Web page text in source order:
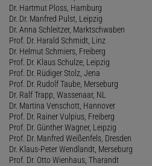
Dr. Hartmut Ploss, Hamburg
Dr. Dr. Manfred Pulst, Leipzig
Dr. Anna Schleitzer, Marktschwaben
Prof. Dr. Harald Schmidt, Linz
Dr. Helmut Schmiers, Freiberg
Prof. Dr. Klaus Schulze, Leipzig
Prof. Dr. Rüdiger Stolz, Jena
Prof. Dr. Rudolf Taube, Merseburg
Dr. Ralf Trapp, Wassenaar, NL
Dr. Martina Venschott, Hannover
Prof. Dr. Rainer Vulpius, Freiberg
Prof. Dr. Günther Wagner, Leipzig
Prof. Dr. Manfred Weißenfels, Dresden
Dr. Klaus-Peter Wendlandt, Merseburg
Prof. Dr. Otto Wienhaus, Tharandt